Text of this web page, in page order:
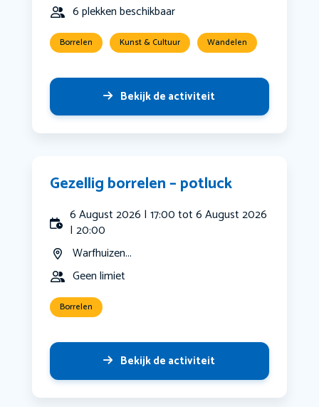
6 plekken beschikbaar
Borrelen Kunst & Cultuur Wandelen
Bekijk de activiteit
Gezellig borrelen – potluck
6 August 2026 | 17:00 tot 6 August 2026
| 20:00
Warfhuizen...
Geen limiet
Borrelen
Bekijk de activiteit